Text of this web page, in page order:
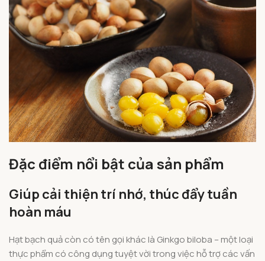
Đặc điểm nổi bật của sản phẩm
Giúp cải thiện trí nhớ, thúc đẩy tuần
hoàn máu
Hạt bạch quả còn có tên gọi khác là Ginkgo biloba – một loại
thực phẩm có công dụng tuyệt vời trong việc hỗ trợ các vấn